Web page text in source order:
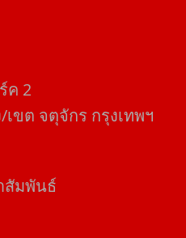
ค​ 2
ขต​ จตุจักร​ กรุงเทพฯ
สัมพันธ์